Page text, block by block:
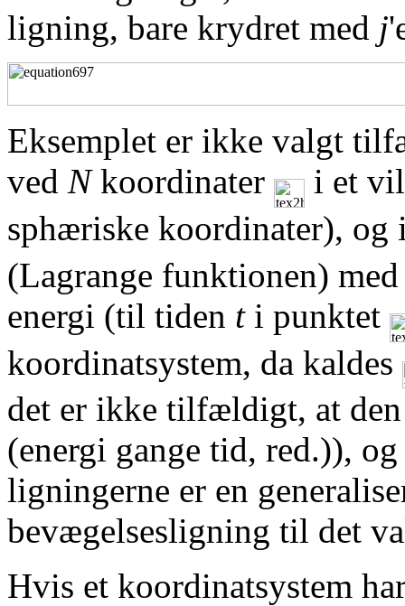
ligning, bare krydret med j
Eksemplet er ikke valgt
ved Nkoordinater
i et
sphæriske koordinater),
(Lagrange funktionen)
energi (til tiden ti punktet
koordinatsystem, da kaldes
det er ikke tilfældigt, at
(energi gange tid, red.)),
ligningerne er en
bevægelsesligning til det
Hvis et koordinatsystem